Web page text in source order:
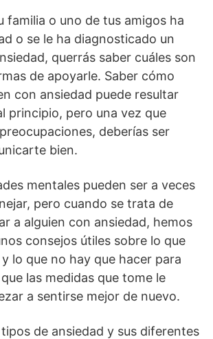
familia o uno de tus amigos ha
o se le ha diagnosticado un
querrás saber cuáles son
de apoyarle. Saber cómo
con ansiedad puede resultar
principio, pero una vez que
deberías ser
bien.
mentales pueden ser a veces
pero cuando se trata de
a alguien con ansiedad, hemos
consejos útiles sobre lo que
lo que no hay que hacer para
las medidas que tome le
a sentirse mejor de nuevo.
de ansiedad y sus diferentes